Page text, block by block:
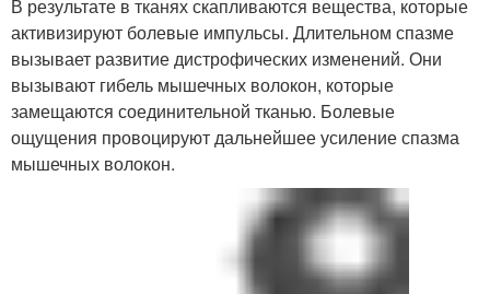
В результате в тканях скапливаются вещества, которые
активизируют болевые импульсы. Длительном спазме
вызывает развитие дистрофических изменений. Они
вызывают гибель мышечных волокон, которые
замещаются соединительной тканью. Болевые
ощущения провоцируют дальнейшее усиление спазма
мышечных волокон.